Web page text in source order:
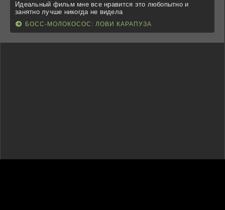
Идеальный фильм мне все нравится это любопытно и
занятно лучше никогда не видела
БОСС-МОЛОКОСОС: ЛОВИ КАРАПУЗА